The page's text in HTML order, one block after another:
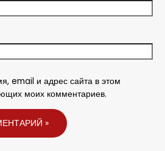
email и адрес сайта в этом
моих комментариев.